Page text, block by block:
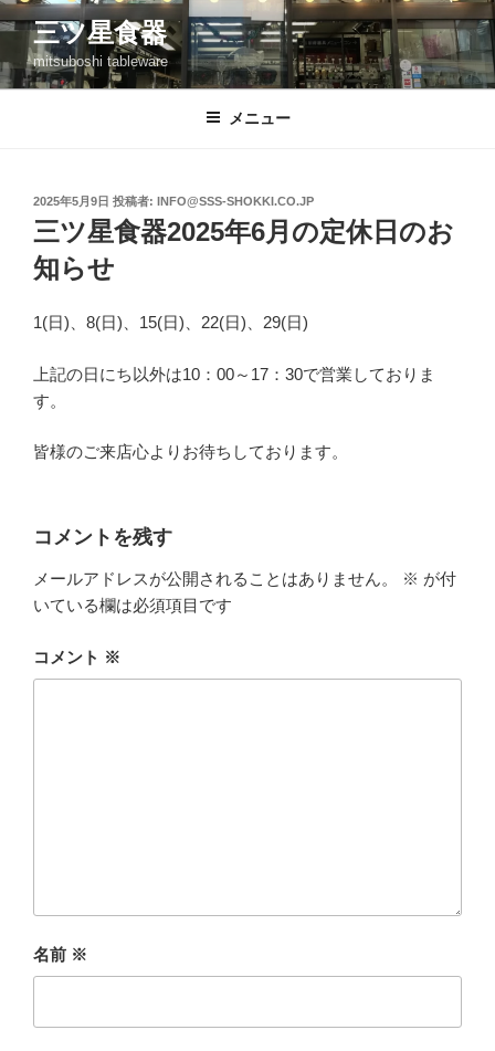
コ
テ
ン
三ツ星食器
mitsuboshi tableware
メニュー
投
稿
日:
2025年5月9日 投稿者: INFO@SSS-SHOKKI.CO.JP
三ツ星食器2025年6月の定休日のお
知らせ
1(日)、8(日)、15(日)、22(日)、29(日)
上記の日にち以外は10：00～17：30で営業しておりま
す。
皆様のご来店心よりお待ちしております。
コメントを残す
メールアドレスが公開されることはありません。 ※ が付
いている欄は必須項目です
コメント ※
名前 ※